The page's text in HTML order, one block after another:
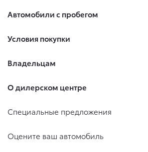
Автомобили с пробегом
Условия покупки
Владельцам
О дилерском центре
Специальные предложения
Оцените ваш автомобиль